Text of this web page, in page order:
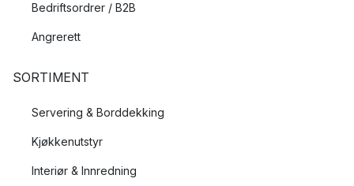
Bedriftsordrer / B2B
Angrerett
SORTIMENT
Servering & Borddekking
Kjøkkenutstyr
Interiør & Innredning